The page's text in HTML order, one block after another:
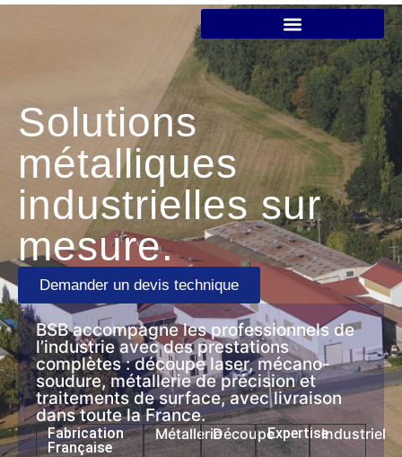
Solutions
métalliques
industrielles sur
mesure.
Demander un devis technique
BSB accompagne les professionnels de
l’industrie avec des prestations
complètes : découpe laser, mécano-
soudure, métallerie de précision et
traitements de surface, avec livraison
dans toute la France.
Fabrication
Française
MétallerieDécoupeExpertiseIndustriel